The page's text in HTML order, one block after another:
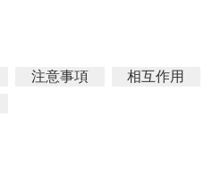
注意事項
相互作用